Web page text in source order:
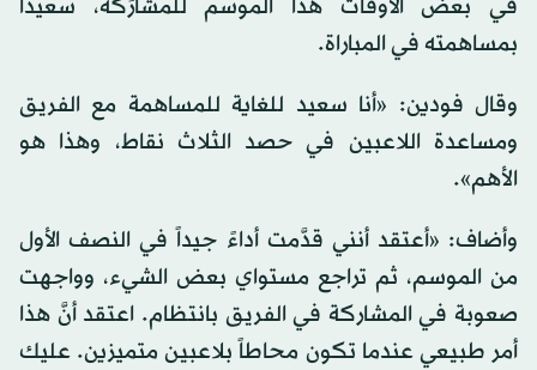
في بعض الأوقات هذا الموسم للمشارَكة، سعيداً
بمساهمته في المباراة.
وقال فودين: «أنا سعيد للغاية للمساهمة مع الفريق
ومساعدة اللاعبين في حصد الثلاث نقاط، وهذا هو
الأهم».
وأضاف: «أعتقد أنني قدَّمت أداءً جيداً في النصف الأول
من الموسم، ثم تراجع مستواي بعض الشيء، وواجهت
صعوبة في المشاركة في الفريق بانتظام. اعتقد أنَّ هذا
أمر طبيعي عندما تكون محاطاً بلاعبين متميزين. عليك